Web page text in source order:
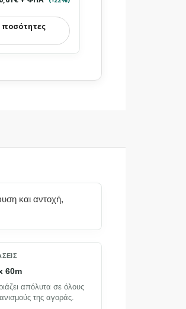
ποσότητες
και αντοχή,
60m
απόλυτα σε όλους
της αγοράς.